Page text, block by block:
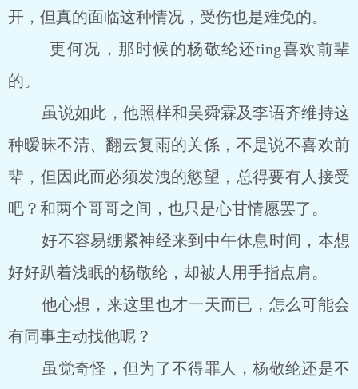
开，但真的面临这种情况，受伤也是难免的。
更何况，那时候的杨敬纶还ting喜欢前辈
的。
虽说如此，他照样和吴舜霖及李语齐维持这
种暧昧不清、翻云复雨的关係，不是说不喜欢前
辈，但因此而必须发洩的慾望，总得要有人接受
吧？和两个哥哥之间，也只是心甘情愿罢了。
好不容易绷紧神经来到中午休息时间，本想
好好趴着浅眠的杨敬纶，却被人用手指点肩。
他心想，来这里也才一天而已，怎么可能会
有同事主动找他呢？
虽觉奇怪，但为了不得罪人，杨敬纶还是不